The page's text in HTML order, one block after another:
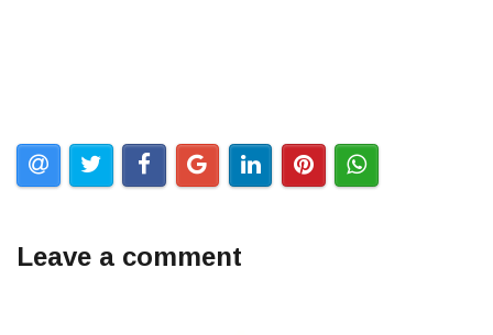
Leave a comment